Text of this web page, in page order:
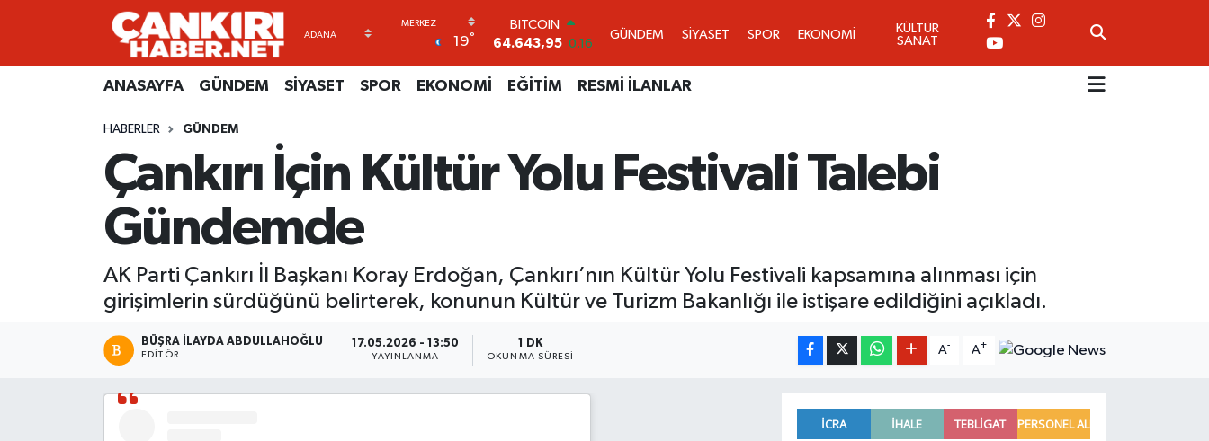
19°
DOLAR
47,6704 0
55,0406 -0.08
6500.87
0.12
BİST100
13.799
70
GÜNDEM SİYASET SPOR EKONOMİ
KÜLTÜR
SANAT
ANASAYFA GÜNDEM SİYASET SPOR EKONOMİ EĞİTİM RESMİ İLANLAR
HABERLER GÜNDEM
Çankırı İçin Kültür Yolu Festivali Talebi
Gündemde
AK Parti Çankırı İl Başkanı Koray Erdoğan, Çankırı’nın Kültür Yolu Festivali kapsamına alınması için
girişimlerin sürdüğünü belirterek, konunun Kültür ve Turizm Bakanlığı ile istişare edildiğini açıkladı.
BÜŞRA İLAYDA ABDULLAHOĞLU
EDITÖR
17.05.2026 - 13:50
YAYINLANMA
1 DK
OKUNMA SÜRESI
A- A+
ANASAYFA
SİYASET
RESMİ İLANLAR
Künye
Gizlilik Sözleşmesi
BİYOGRAFİLER
GÜNDEM
Merkez Hava Durumu
Süper Lig Puan Durumu ve Fikstür
Tüm Manşetler
Haber Arşivi